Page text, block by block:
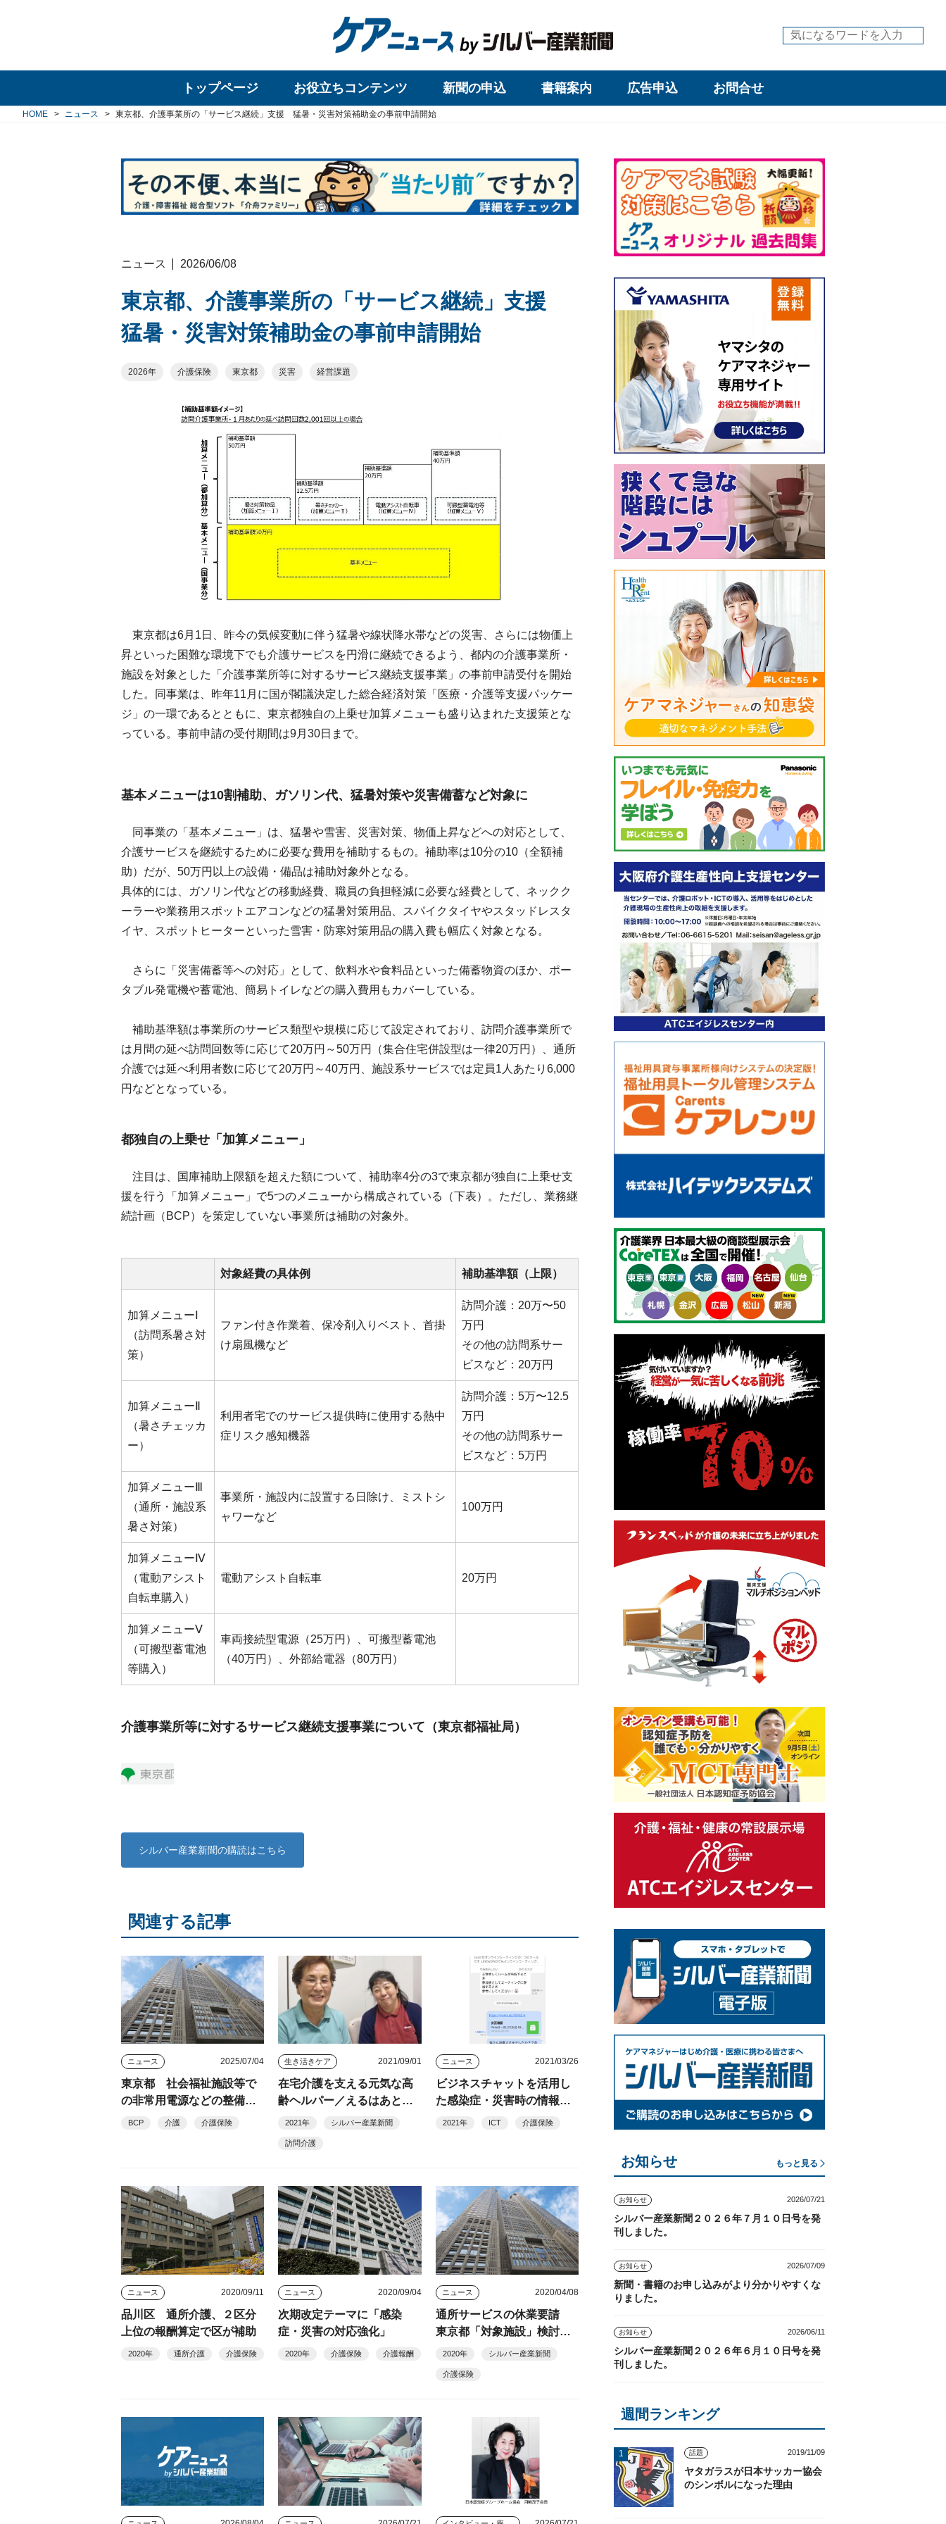
トップページ お役立ちコンテンツ 新聞の申込 書籍案内 広告申込 お問合せ
HOME ニュース 東京都、介護事業所の「サービス継続」支援 猛暑・災害対策補助金の事前申請開始
ニュース 2026/06/08
東京都、介護事業所の「サービス継続」支援
猛暑・災害対策補助金の事前申請開始
2026年 介護保険 東京都 災害 経営課題
東京都は6月1日、昨今の気候変動に伴う猛暑や線状降水帯などの災害、さらには物価上
昇といった困難な環境下でも介護サービスを円滑に継続できるよう、都内の介護事業所・
施設を対象とした「介護事業所等に対するサービス継続支援事業」の事前申請受付を開始
した。同事業は、昨年11月に国が閣議決定した総合経済対策「医療・介護等支援パッケー
ジ」の一環であるとともに、東京都独自の上乗せ加算メニューも盛り込まれた支援策とな
っている。事前申請の受付期間は9月30日まで。
基本メニューは10割補助、ガソリン代、猛暑対策や災害備蓄など対象に
同事業の「基本メニュー」は、猛暑や雪害、災害対策、物価上昇などへの対応として、
介護サービスを継続するために必要な費用を補助するもの。補助率は10分の10（全額補
助）だが、50万円以上の設備・備品は補助対象外となる。
具体的には、ガソリン代などの移動経費、職員の負担軽減に必要な経費として、ネックク
ーラーや業務用スポットエアコンなどの猛暑対策用品、スパイクタイヤやスタッドレスタ
イヤ、スポットヒーターといった雪害・防寒対策用品の購入費も幅広く対象となる。
さらに「災害備蓄等への対応」として、飲料水や食料品といった備蓄物資のほか、ポー
タブル発電機や蓄電池、簡易トイレなどの購入費用もカバーしている。
補助基準額は事業所のサービス類型や規模に応じて設定されており、訪問介護事業所で
は月間の延べ訪問回数等に応じて20万円～50万円（集合住宅併設型は一律20万円）、通所
介護では延べ利用者数に応じて20万円～40万円、施設系サービスでは定員1人あたり6,000
円などとなっている。
都独自の上乗せ「加算メニュー」
注目は、国庫補助上限額を超えた額について、補助率4分の3で東京都が独自に上乗せ支
援を行う「加算メニュー」で5つのメニューから構成されている（下表）。ただし、業務継
続計画（BCP）を策定していない事業所は補助の対象外。
対象経費の具体例 補助基準額（上限）
加算メニューⅠ
（訪問系暑さ対
策）
ファン付き作業着、保冷剤入りベスト、首掛
け扇風機など
訪問介護：20万〜50
万円
その他の訪問系サー
ビスなど：20万円
加算メニューⅡ
（暑さチェッカ
ー）
利用者宅でのサービス提供時に使用する熱中
症リスク感知機器
訪問介護：5万〜12.5
万円
その他の訪問系サー
ビスなど：5万円
加算メニューⅢ
（通所・施設系
暑さ対策）
事業所・施設内に設置する日除け、ミストシ
ャワーなど
100万円
加算メニューⅣ
（電動アシスト
自転車購入）
電動アシスト自転車 20万円
加算メニューⅤ
（可搬型蓄電池
等購入）
車両接続型電源（25万円）、可搬型蓄電池
（40万円）、外部給電器（80万円）
介護事業所等に対するサービス継続支援事業について（東京都福祉局）
シルバー産業新聞の購読はこちら
関連する記事
ニュース 2025/07/04
東京都 社会福祉施設等で
の非常用電源などの整備費
用を補助 都独自事業
BCP 介護 介護保険
生き活きケア 2021/09/01
在宅介護を支える元気な高
齢ヘルパー／えるはあとケ
アセンター（目黒区）
2021年 シルバー産業新聞
訪問介護
ニュース 2021/03/26
ビジネスチャットを活用し
た感染症・災害時の情報連
携2021年 ICT 介護保険
ニュース 2020/09/11
品川区 通所介護、２区分
上位の報酬算定で区が補助
2020年 通所介護 介護保険
ニュース 2020/09/04
次期改定テーマに「感染
症・災害の対応強化」
2020年 介護保険 介護報酬
ニュース 2020/04/08
通所サービスの休業要請
東京都「対象施設」検討続
く2020年 シルバー産業新聞
介護保険
お知らせ もっと見る
お知らせ 2026/07/21
シルバー産業新聞２０２６年７月１０日号を発
刊しました。
お知らせ 2026/07/09
新聞・書籍のお申し込みがより分かりやすくな
りました。
お知らせ 2026/06/11
シルバー産業新聞２０２６年６月１０日号を発
刊しました。
週間ランキング
話題 2019/11/09
ヤタガラスが日本サッカー協会
のシンボルになった理由